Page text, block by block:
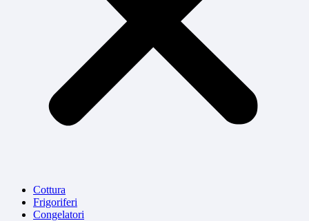
Cottura
Frigoriferi
Congelatori